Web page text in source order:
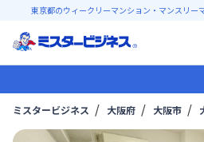
東京都のウィークリーマンション・マンスリー
ミスタービジネス 大阪府 大阪市